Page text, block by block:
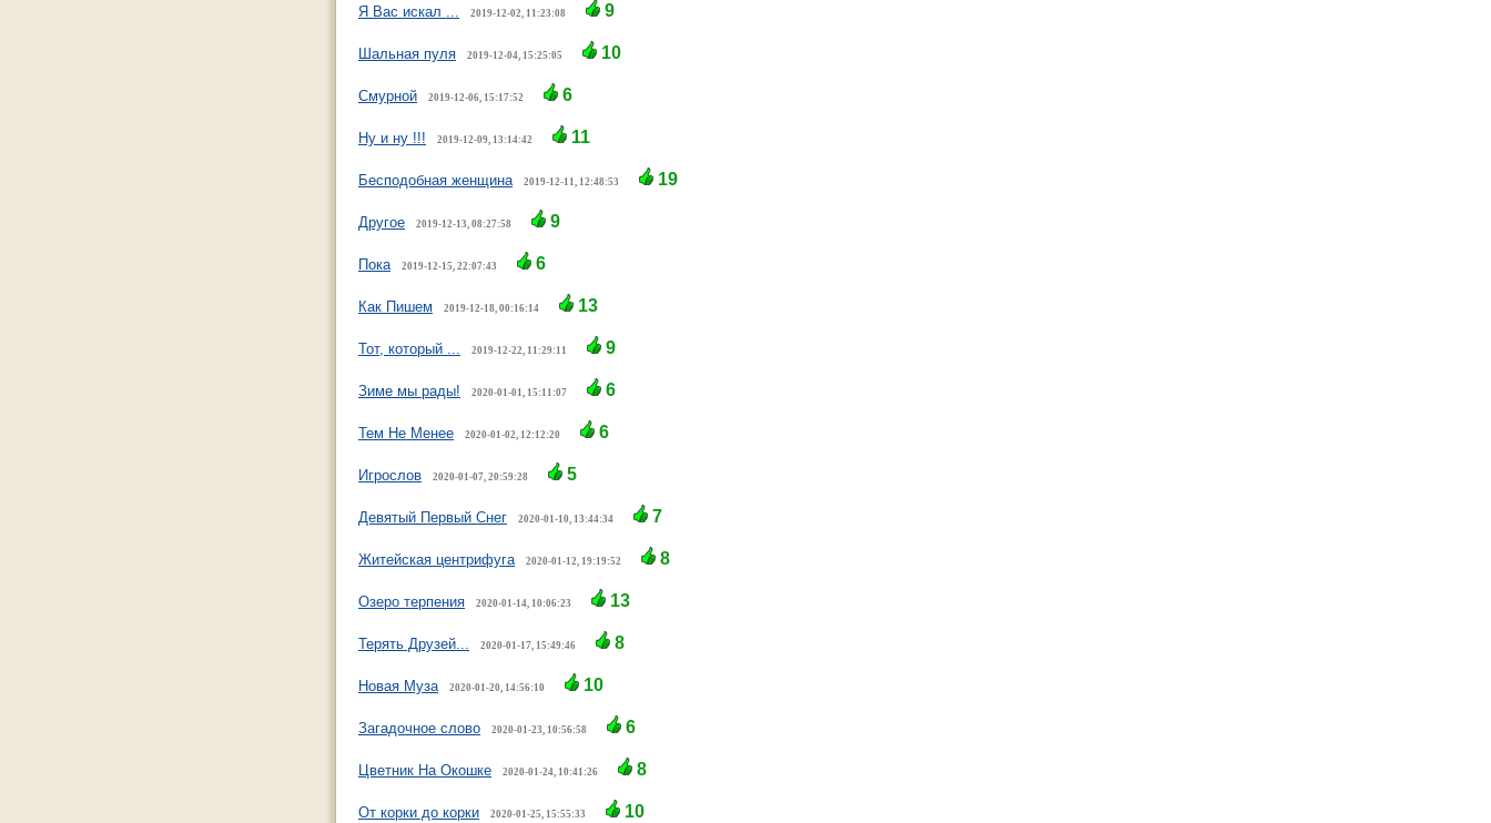
Я Вас искал ... 2019-12-02, 11:23:08 9
Шальная пуля 2019-12-04, 15:25:05 10
Смурной 2019-12-06, 15:17:52 6
Ну и ну !!! 2019-12-09, 13:14:42 11
Бесподобная женщина 2019-12-11, 12:48:53 19
Другое 2019-12-13, 08:27:58 9
Пока 2019-12-15, 22:07:43 6
Как Пишем 2019-12-18, 00:16:14 13
Тот, который ... 2019-12-22, 11:29:11 9
Зиме мы рады! 2020-01-01, 15:11:07 6
Тем Не Менее 2020-01-02, 12:12:20 6
Игрослов 2020-01-07, 20:59:28 5
Девятый Первый Снег 2020-01-10, 13:44:34 7
Житейская центрифуга 2020-01-12, 19:19:52 8
Озеро терпения 2020-01-14, 10:06:23 13
Терять Друзей... 2020-01-17, 15:49:46 8
Новая Муза 2020-01-20, 14:56:10 10
Загадочное слово 2020-01-23, 10:56:58 6
Цветник На Окошке 2020-01-24, 10:41:26 8
От корки до корки 2020-01-25, 15:55:33 10